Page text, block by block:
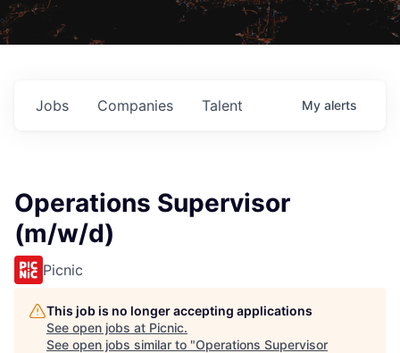
Jobs Companies Talent My alerts
Operations Supervisor
(m/w/d)
Picnic
This job is no longer accepting applications
See open jobs at Picnic.
See open jobs similar to "Operations Supervisor